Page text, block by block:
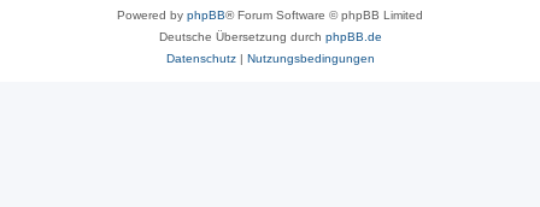
Powered by phpBB® Forum Software © phpBB Limited
Deutsche Übersetzung durch phpBB.de
Datenschutz| Nutzungsbedingungen